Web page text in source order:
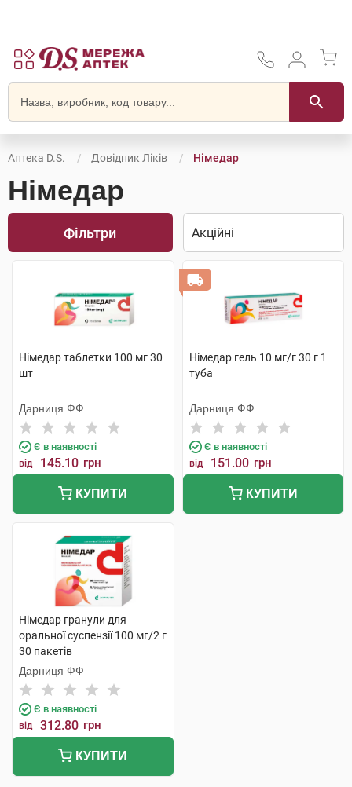
Аптека D.S. Довідник Ліків Німедар
Німедар
Фільтри
Німедар таблетки 100 мг 30
шт
Дарниця ФФ
Є в наявності
від 145.10 грн
КУПИТИ
Німедар гель 10 мг/г 30 г 1
туба
Дарниця ФФ
Є в наявності
від 151.00 грн
КУПИТИ
Німедар гранули для
оральної суспензії 100 мг/2 г
30 пакетів
Дарниця ФФ
Є в наявності
від 312.80 грн
КУПИТИ